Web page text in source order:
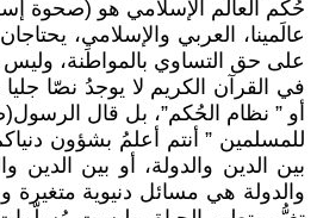
حُكم العالم الإسلامي هو (صحوة
عالَمينا، العربي والإسلامي،
على حق التساوي بالمواطَنة، وليس
في القرآن الكريم لا يوجدُ نصّا
أو ” نظام الحُكم”، بل قال
للمسلمين ” أنتم أعلمُ بشؤون
بين الدين والدولة، أو بين الدين
والدولة هي مسائل دنيوية متغيرة